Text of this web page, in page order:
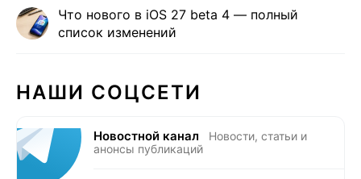
Что нового в iOS 27 beta 4 — полный
список изменений
НАШИ СОЦСЕТИ
Новостной канал
Новости, статьи и
анонсы публикаций